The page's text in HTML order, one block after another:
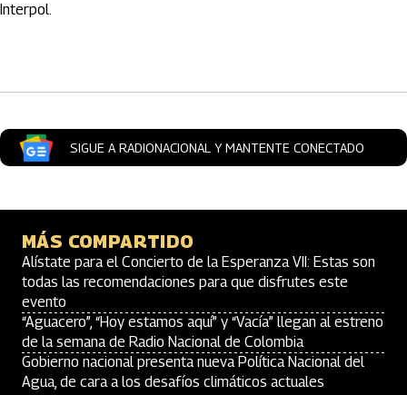
Interpol.
SIGUE A RADIONACIONAL Y MANTENTE CONECTADO
MÁS COMPARTIDO
Alístate para el Concierto de la Esperanza VII: Estas son
todas las recomendaciones para que disfrutes este
evento
“Aguacero”, “Hoy estamos aquí” y “Vacía” llegan al estreno
de la semana de Radio Nacional de Colombia
Gobierno nacional presenta nueva Política Nacional del
Agua, de cara a los desafíos climáticos actuales